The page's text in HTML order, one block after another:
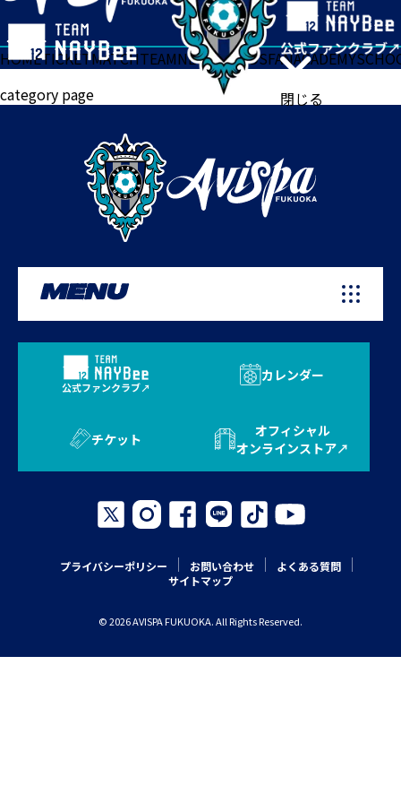
閉じる
HOMETICKETMATCHTEAMNEWSGOODSFANACADEMY
category page
MENU
公式ファンクラブ
カレンダー
チケット
オフィシャル
オンラインストア
プライバシーポリシー お問い合わせ
よくある質問
サイトマップ
© 2026 AVISPA FUKUOKA. All Rights Reserved.